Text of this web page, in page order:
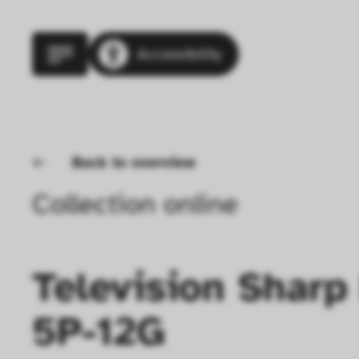
Accessibility
Back to overview
Collection online
Television Sharp
5P-12G